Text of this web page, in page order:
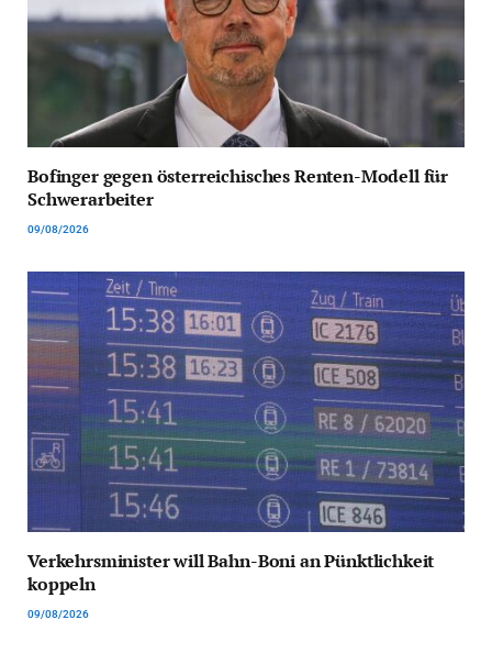
Bofinger gegen österreichisches Renten-Modell für
Schwerarbeiter
09/08/2026
Verkehrsminister will Bahn-Boni an Pünktlichkeit
koppeln
09/08/2026